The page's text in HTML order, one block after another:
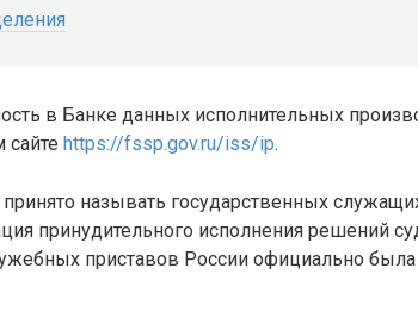
в Банке данных исполнительных
https://fssp.gov.ru/iss/ip.
называть государственных
принудительного исполнения решений
приставов России официально